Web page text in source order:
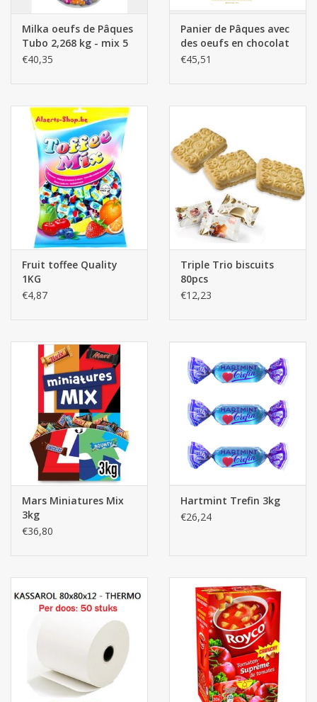
Milka oeufs de Pâques
Tubo 2,268 kg - mix 5
goûts
€40,35
Panier de Pâques avec
des oeufs en chocolat
3kg
€45,51
Fruit toffee Quality
1KG
€4,87
Triple Trio biscuits
80pcs
€12,23
Mars Miniatures Mix
3kg
€36,80
Hartmint Trefin 3kg
€26,24